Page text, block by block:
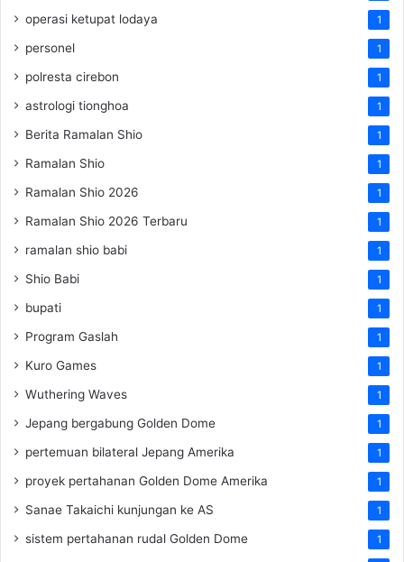
operasi ketupat lodaya 1
personel 1
polresta cirebon 1
astrologi tionghoa 1
Berita Ramalan Shio 1
Ramalan Shio 1
Ramalan Shio 2026 1
Ramalan Shio 2026 Terbaru 1
ramalan shio babi 1
Shio Babi 1
bupati 1
Program Gaslah 1
Kuro Games 1
Wuthering Waves 1
Jepang bergabung Golden Dome 1
pertemuan bilateral Jepang Amerika 1
proyek pertahanan Golden Dome Amerika 1
Sanae Takaichi kunjungan ke AS 1
sistem pertahanan rudal Golden Dome 1